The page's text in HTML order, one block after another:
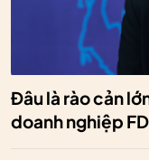
Đâu là rào cản
doanh nghiệp